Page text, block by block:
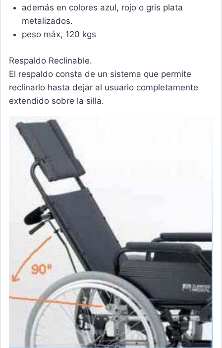
además en colores azul, rojo o gris plata
metalizados.
peso máx, 120 kgs
Respaldo Reclinable.
El respaldo consta de un sistema que permite
reclinarlo hasta dejar al usuario completamente
extendido sobre la silla.